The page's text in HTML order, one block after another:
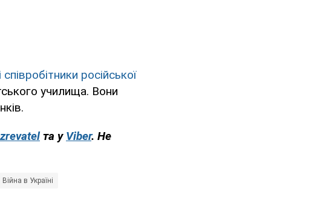
російської
училища. Вони
та у Viber. Не
Війна в Україні